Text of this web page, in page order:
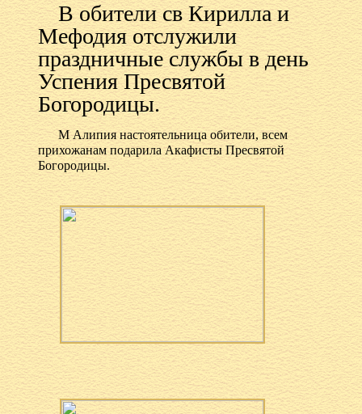
В обители св Кирилла и
Мефодия отслужили
праздничные службы в день
Успения Пресвятой
Богородицы.
М Алипия настоятельница обители, всем
прихожанам подарила Акафисты Пресвятой
Богородицы.